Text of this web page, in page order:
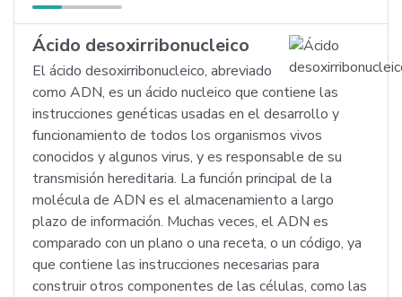
Ácido desoxirribonucleico
El ácido desoxirribonucleico, abreviado
como ADN, es un ácido nucleico que contiene las
instrucciones genéticas usadas en el desarrollo y
funcionamiento de todos los organismos vivos
conocidos y algunos virus, y es responsable de su
transmisión hereditaria. La función principal de la
molécula de ADN es el almacenamiento a largo
plazo de información. Muchas veces, el ADN es
comparado con un plano o una receta, o un código, ya
que contiene las instrucciones necesarias para
construir otros componentes de las células, como las